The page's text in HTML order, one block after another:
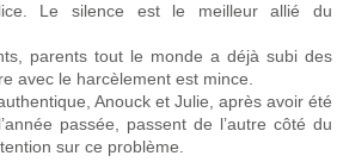
Le silence est le meilleur allié du
parents tout le monde a déjà subi des
avec le harcèlement est mince.
Anouck et Julie, après avoir été
passée, passent de l’autre côté du
sur ce problème.